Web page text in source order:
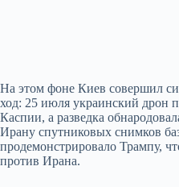
На этом фоне Киев совершил
ход: 25 июля украинский дрон
Каспии, а разведка
Ирану спутниковых снимков
продемонстрировало Трампу,
против Ирана.